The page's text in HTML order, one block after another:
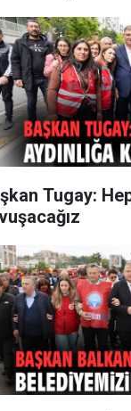
Tugay: